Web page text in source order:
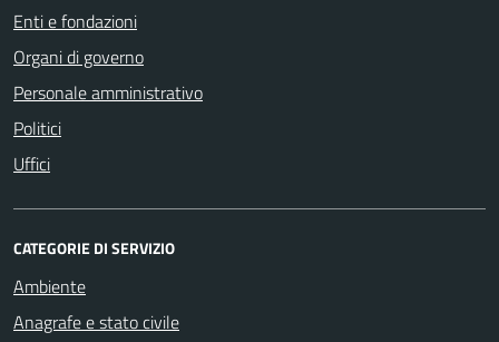
Enti e fondazioni
Organi di governo
Personale amministrativo
Politici
Uffici
CATEGORIE DI SERVIZIO
Ambiente
Anagrafe e stato civile